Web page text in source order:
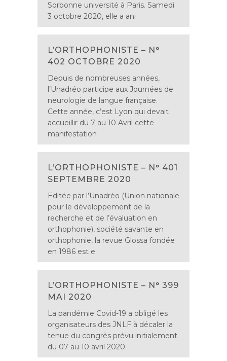
Sorbonne université à Paris. Samedi
3 octobre 2020, elle a ani
L’ORTHOPHONISTE – N°
402 OCTOBRE 2020
Depuis de nombreuses années,
l’Unadréo participe aux Journées de
neurologie de langue française.
Cette année, c’est Lyon qui devait
accueillir du 7 au 10 Avril cette
manifestation
L’ORTHOPHONISTE – N° 401
SEPTEMBRE 2020
Editée par l’Unadréo (Union nationale
pour le développement de la
recherche et de l’évaluation en
orthophonie), société savante en
orthophonie, la revue Glossa fondée
en 1986 est e
L’ORTHOPHONISTE – N° 399
MAI 2020
La pandémie Covid-19 a obligé les
organisateurs des JNLF à décaler la
tenue du congrès prévu initialement
du 07 au 10 avril 2020.